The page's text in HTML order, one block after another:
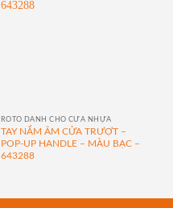
ROTO DÀNH CHO CỬA NHỰA
TAY NẮM ÂM CỬA TRƯỢT –
POP-UP HANDLE – MÀU BẠC –
643288